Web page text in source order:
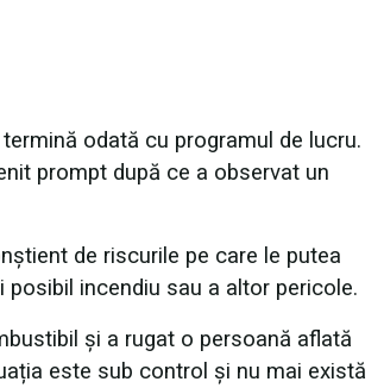
odată cu programul de lucru.
prompt după ce a observat un
de riscurile pe care le putea
incendiu sau a altor pericole.
și a rugat o persoană aflată
este sub control și nu mai există